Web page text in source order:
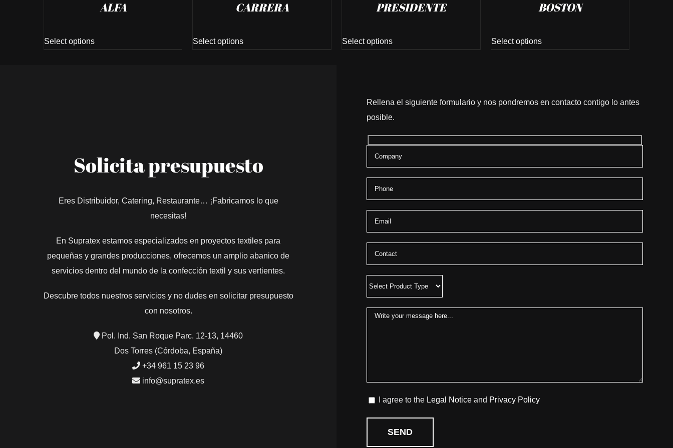
ALFA
Select options
CARRERA
Select options
PRESIDENTE
Select options
BOSTON
Select options
Solicita presupuesto
Eres Distribuidor, Catering, Restaurante… ¡Fabricamos lo que
necesitas!
En Supratex estamos especializados en proyectos textiles para
pequeñas y grandes producciones, ofrecemos un amplio abanico de
servicios dentro del mundo de la confección textil y sus vertientes.
Descubre todos nuestros servicios y no dudes en solicitar presupuesto
con nosotros.
Pol. Ind. San Roque Parc. 12-13, 14460
Dos Torres (Córdoba, España)
+34 961 15 23 96
info@supratex.es
Rellena el siguiente formulario y nos pondremos en contacto contigo lo antes
posible.
I agree to the Legal Notice and Privacy Policy